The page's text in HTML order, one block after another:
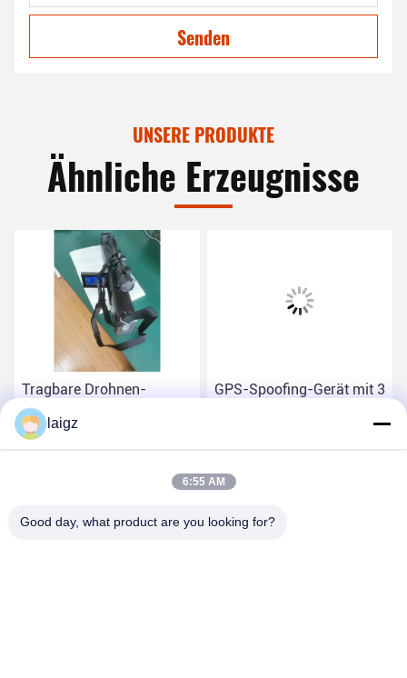
Senden
UNSERE PRODUKTE
Ähnliche Erzeugnisse
Tragbare Drohnen-
Jammer-Pistole mit
Drohnenerkennungsfunktionen
GPS-Spoofing-Gerät mit 3
laigz
6:55 AM
Good day, what product are you looking for?